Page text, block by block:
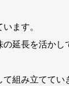
ます。
延長を活かし
て組み立てて